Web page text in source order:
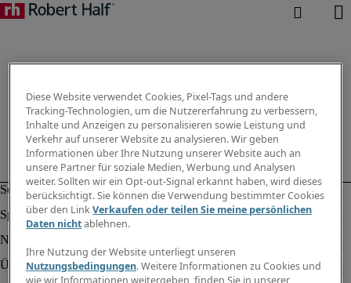
Diese Website verwendet Cookies, Pixel-Tags und andere
Tracking-Technologien, um die Nutzererfahrung zu verbessern,
Inhalte und Anzeigen zu personalisieren sowie Leistung und
Verkehr auf unserer Website zu analysieren. Wir geben
Informationen über Ihre Nutzung unserer Website auch an
unsere Partner für soziale Medien, Werbung und Analysen
weiter. Sollten wir ein Opt-out-Signal erkannt haben, wird dieses
berücksichtigt. Sie können die Verwendung bestimmter Cookies
über den LinkVerkaufen oder teilen Sie meine persönlichen
Daten nichtablehnen.
Ihre Nutzung der Website unterliegt unseren
Nutzungsbedingungen. Weitere Informationen zu Cookies und